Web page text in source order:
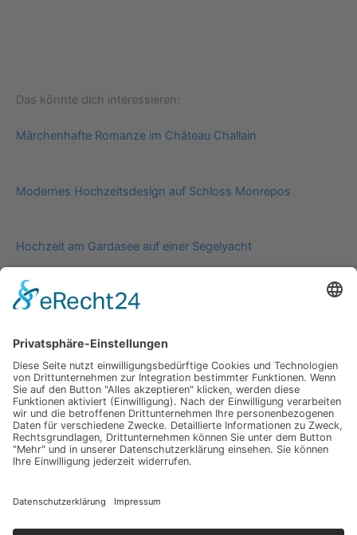
Das könnte dich interessieren:
Märchenhafte Romanze im Château Challain
Modernes Hochzeitsdesign auf Schloss Monrepos
Hochzeit am Gardasee auf einer Segelyacht
Impressum
About
Einsendung
AGB
Datenschutzerklärung
Impressum
Werbung
Einsendung